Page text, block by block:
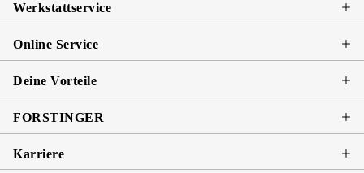
Werkstattservice
Online Service
Deine Vorteile
FORSTINGER
Karriere